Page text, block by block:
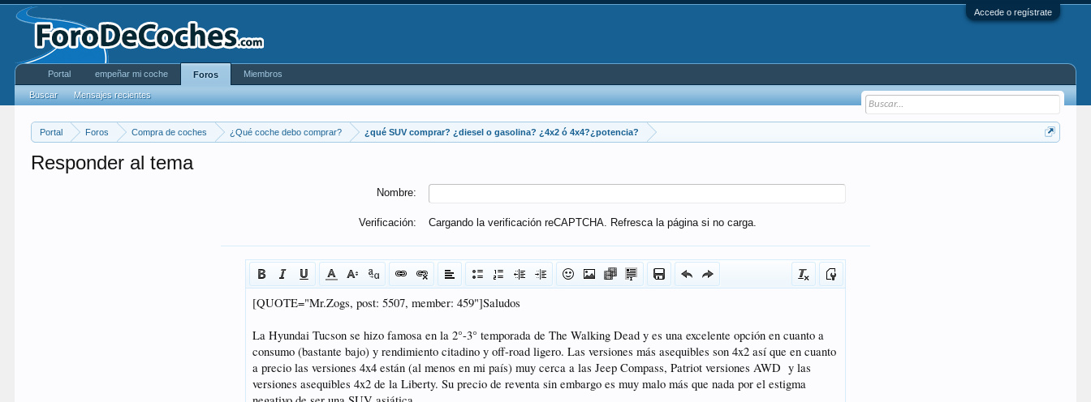
Accede o regístrate
Portal Foros Compra de coches ¿Qué coche debo comprar? ¿qué SUV comprar? ¿diesel o gasolina? ¿4x2 ó 4x4?¿potencia?
Responder al tema
Nombre:
Verificación: Cargando la verificación reCAPTCHA. Refresca la página si no carga.
Portal empeñar mi coche Foros
Buscar Mensajes recientes
Miembros